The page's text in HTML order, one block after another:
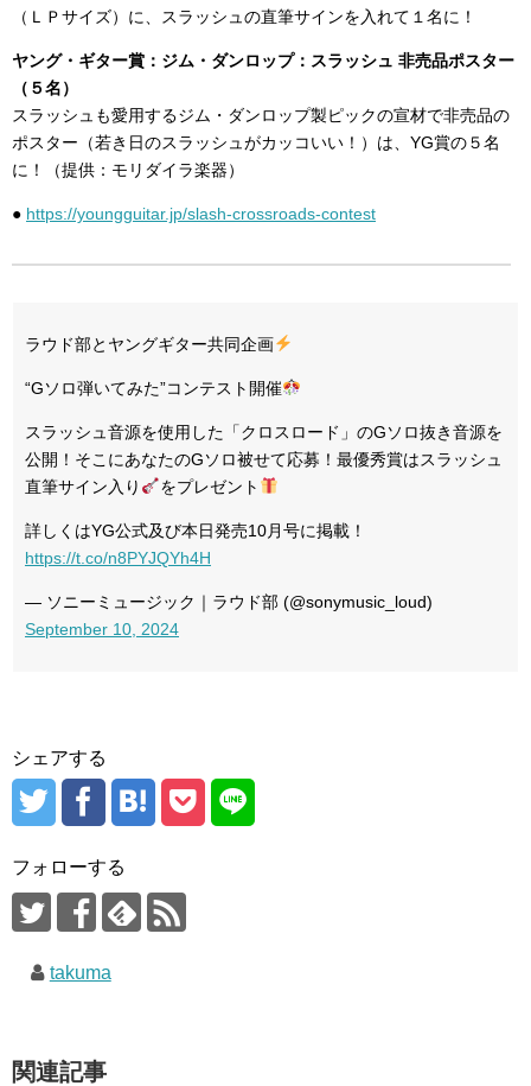
（ＬＰサイズ）に、スラッシュの直筆サインを入れて１名に！
ヤング・ギター賞：ジム・ダンロップ：スラッシュ 非売品ポスター
（５名）
スラッシュも愛用するジム・ダンロップ製ピックの宣材で非売品の
ポスター（若き日のスラッシュがカッコいい！）は、YG賞の５名
に！（提供：モリダイラ楽器）
● https://youngguitar.jp/slash-crossroads-contest
ラウド部とヤングギター共同企画
“Gソロ弾いてみた”コンテスト開催
スラッシュ音源を使用した「クロスロード」のGソロ抜き音源を
公開！そこにあなたのGソロ被せて応募！最優秀賞はスラッシュ
直筆サイン入り
をプレゼント
詳しくはYG公式及び本日発売10月号に掲載！
https://t.co/n8PYJQYh4H
— ソニーミュージック｜ラウド部 (@sonymusic_loud)
September 10, 2024
シェアする
フォローする
takuma
関連記事